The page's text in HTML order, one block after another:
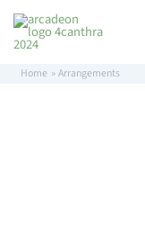
inhoud
naar
inhoud
Home Arrangements